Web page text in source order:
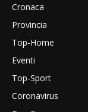
Cronaca
Provincia
Top-Home
Eventi
Top-Sport
Coronavirus